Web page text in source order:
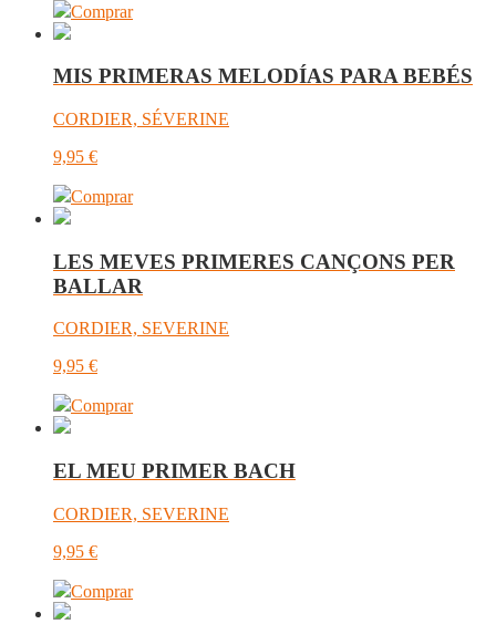
Comprar
MIS PRIMERAS MELODÍAS PARA BEBÉS
CORDIER, SÉVERINE
9,95 €
Comprar
LES MEVES PRIMERES CANÇONS PER
BALLAR
CORDIER, SEVERINE
9,95 €
Comprar
EL MEU PRIMER BACH
CORDIER, SEVERINE
9,95 €
Comprar